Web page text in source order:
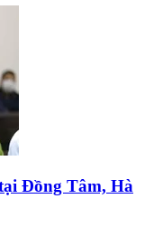
Đồng Tâm, Hà